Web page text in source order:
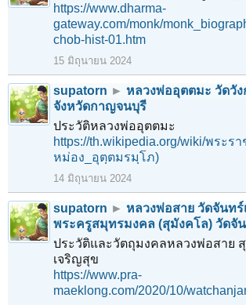
https://www.dharma-
gateway.com/monk/
chob-hist-01.htm
15 มิถุนายน 2024
supatorn ► หลวงพ่ออุตตมะ วัดวัง
จังหวัดกาญจนบุรี
ประวัติหลวงพ่ออุตตมะ
https://th.wikipedia.org/wiki/พระร
หม่อง_อุตฺตมรมฺโภ)
14 มิถุนายน 2024
supatorn ► หลวงพ่อสาย วัดจันท
พระครูสมุทรมงคล (สุมังคโล) วัดจั
ประวัติและวัตถุมงคลหลวงพ่อสาย
เจริญสุข
https://www.pra-
maeklong.com/2020/10/